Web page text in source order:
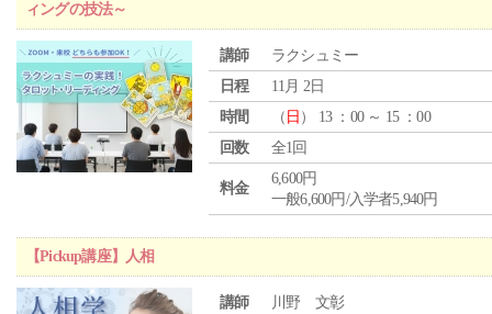
ィングの技法～
講師
ラクシュミー
日程
11月 2日
時間
（ 日 ） 13 ：00 ～ 15 ：00
回数
全1回
料金
6,600円
一般6,600円/入学者5,940円
【Pickup講座】人相
講師 川野 文彰